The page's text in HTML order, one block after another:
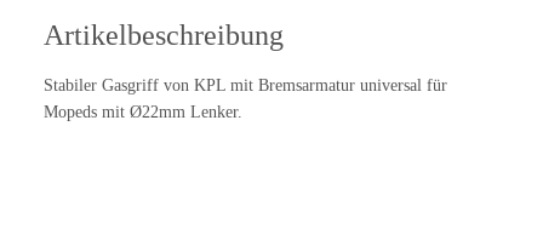
Artikelbeschreibung
Stabiler Gasgriff von KPL mit Bremsarmatur universal für
Mopeds mit Ø22mm Lenker.